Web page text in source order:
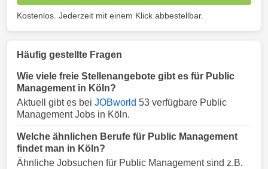
Kostenlos. Jederzeit mit einem Klick abbestellbar.
Häufig gestellte Fragen
Wie viele freie Stellenangebote gibt es für Public
Management in Köln?
Aktuell gibt es bei JOBworld 53 verfügbare Public
Management Jobs in Köln.
Welche ähnlichen Berufe für Public Management
findet man in Köln?
Ähnliche Jobsuchen für Public Management sind z.B.